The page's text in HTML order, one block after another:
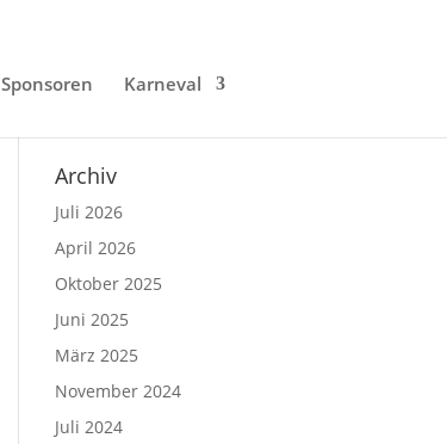
Sponsoren Karneval
Archiv
Juli 2026
April 2026
Oktober 2025
Juni 2025
März 2025
November 2024
Juli 2024